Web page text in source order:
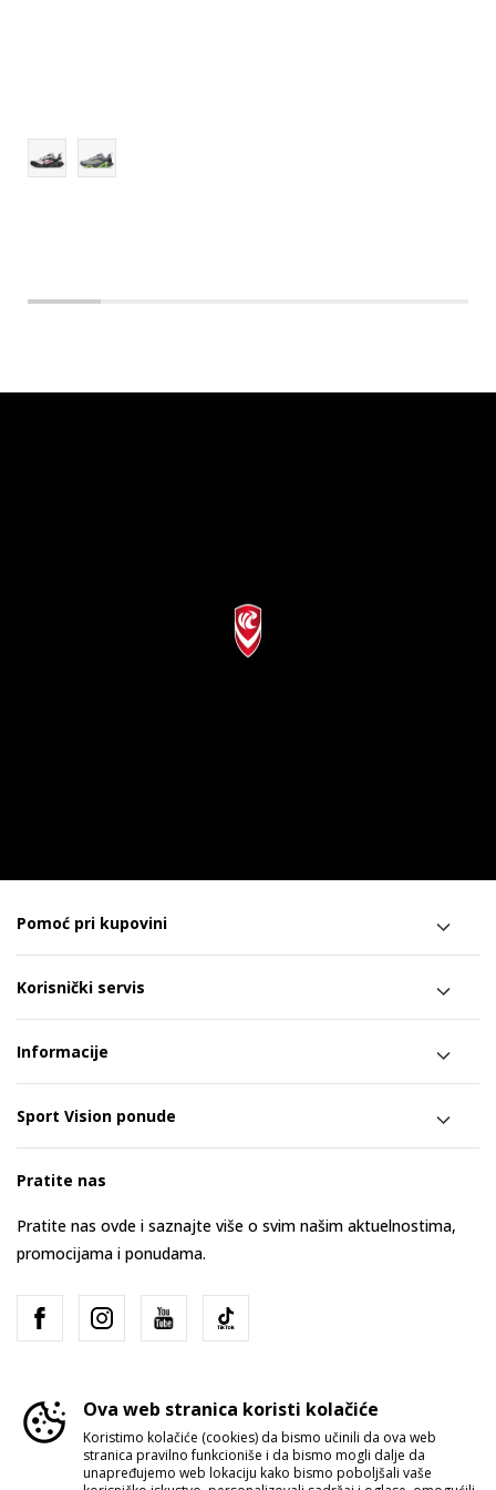
Pomoć pri kupovini
Korisnički servis
Informacije
Sport Vision ponude
Pratite nas
Pratite nas ovde i saznajte više o svim našim aktuelnostima,
promocijama i ponudama.
Srbija Promenite
Ova web stranica koristi kolačiće
Koristimo kolačiće (cookies) da bismo učinili da ova web
stranica pravilno funkcioniše i da bismo mogli dalje da
unapređujemo web lokaciju kako bismo poboljšali vaše